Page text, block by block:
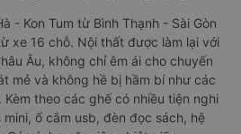
- Kon Tum từ Bình Thạnh - Sài Gòn
xe 16 chỗ. Nội thất được làm lại với
Âu, không chỉ êm ái cho chuyến
mẻ và không hề bị hầm bí như các
theo các ghế có nhiều tiện nghi
ổ cắm usb, đèn đọc sách, hệ